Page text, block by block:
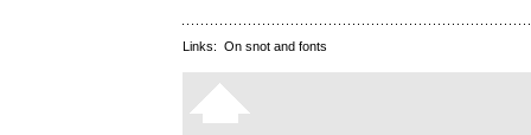
Links: On snot and fonts